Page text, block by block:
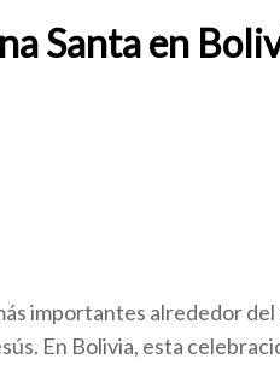
Santa en
importantes alrededor del
En Bolivia, esta